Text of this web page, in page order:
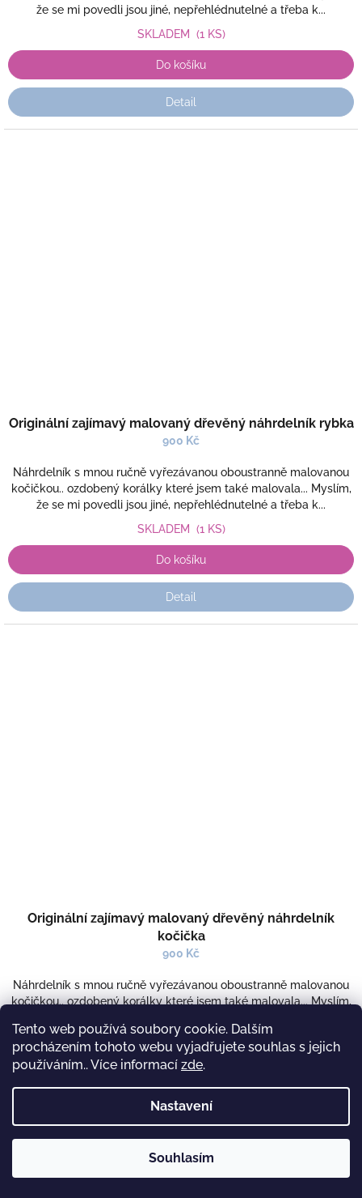
Tento web používá soubory cookie. Dalším
procházením tohoto webu vyjadřujete souhlas s jejich
používáním.. Více informací zde.
Nastavení
Souhlasím
že se mi povedli jsou jiné, nepřehlédnutelné a třeba k...
SKLADEM (1 KS)
Do košíku
Detail
Originální zajímavý malovaný dřevěný náhrdelník rybka
900 Kč
Náhrdelník s mnou ručně vyřezávanou oboustranně malovanou
kočičkou.. ozdobený korálky které jsem také malovala... Myslím,
že se mi povedli jsou jiné, nepřehlédnutelné a třeba k...
SKLADEM (1 KS)
Do košíku
Detail
Originální zajímavý malovaný dřevěný náhrdelník
kočička
900 Kč
Náhrdelník s mnou ručně vyřezávanou oboustranně malovanou
kočičkou.. ozdobený korálky které jsem také malovala... Myslím,
SKLADEM(1 KS)
Do košíku
Detail